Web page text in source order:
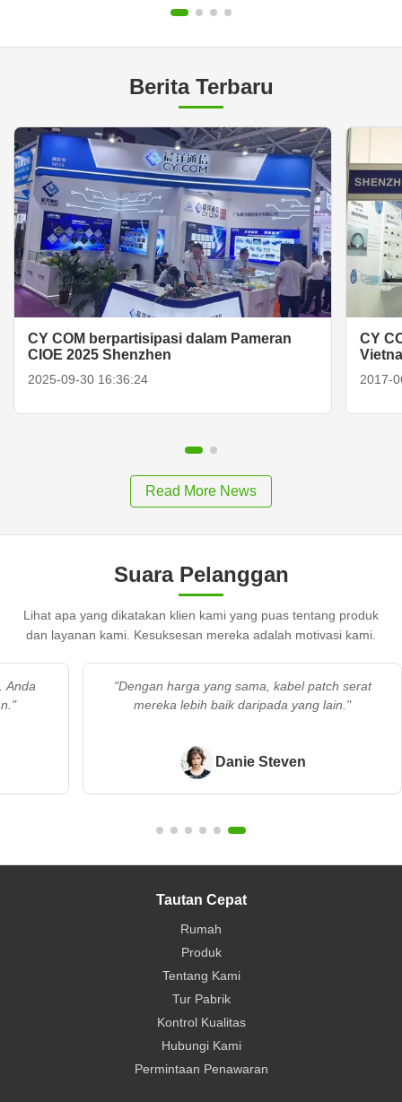
Berita Terbaru
CY COM berpartisipasi dalam Pameran
CIOE 2025 Shenzhen
2025-09-30 16:36:24
CY
2017-
Read More News
Suara Pelanggan
Lihat apa yang dikatakan klien kami yang puas tentang produk
dan layanan kami. Kesuksesan mereka adalah motivasi kami.
"Dengan harga yang sama, kabel patch serat
mereka lebih baik daripada yang lain."
Danie Steven
Tautan Cepat
Rumah
Produk
Tentang Kami
Tur Pabrik
Kontrol Kualitas
Hubungi Kami
Permintaan Penawaran